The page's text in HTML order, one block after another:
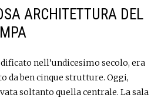
ARCHITETTURA DEL
nell’undicesimo secolo, era
da ben cinque strutture. Oggi,
soltanto quella centrale. La sala